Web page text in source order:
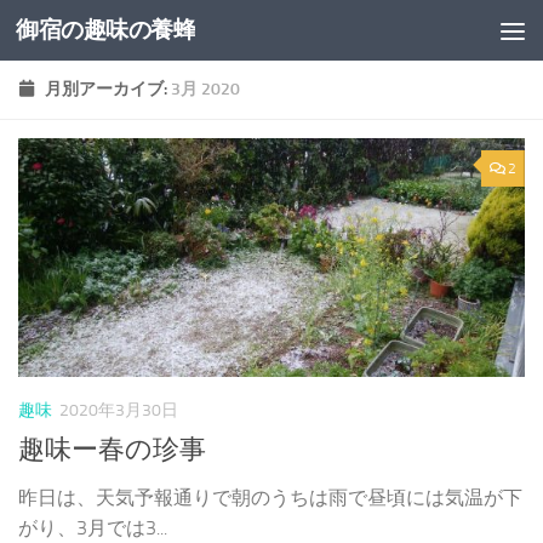
コンテンツへスキップ
御宿の趣味の養蜂
月別アーカイブ: 3月 2020
2
趣味 2020年3月30日
趣味ー春の珍事
昨日は、天気予報通りで朝のうちは雨で昼頃には気温が下
がり、3月では3...